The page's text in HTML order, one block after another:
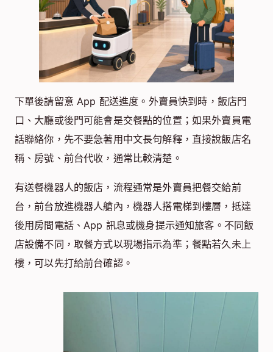
下單後請留意 App 配送進度。外賣員快到時，飯店門
口、大廳或後門可能會是交餐點的位置；如果外賣員電
話聯絡你，先不要急著用中文長句解釋，直接說飯店名
稱、房號、前台代收，通常比較清楚。
有送餐機器人的飯店，流程通常是外賣員把餐交給前
台，前台放進機器人艙內，機器人搭電梯到樓層，抵達
後用房間電話、App 訊息或機身提示通知旅客。不同飯
店設備不同，取餐方式以現場指示為準；餐點若久未上
樓，可以先打給前台確認。